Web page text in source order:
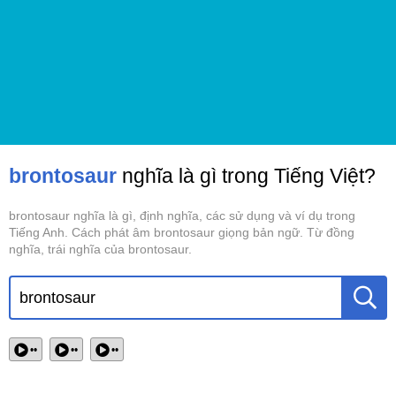
brontosaur nghĩa là gì trong Tiếng Việt?
brontosaur nghĩa là gì, định nghĩa, các sử dụng và ví dụ trong
Tiếng Anh. Cách phát âm brontosaur giọng bản ngữ. Từ đồng
nghĩa, trái nghĩa của brontosaur.
•• •• ••